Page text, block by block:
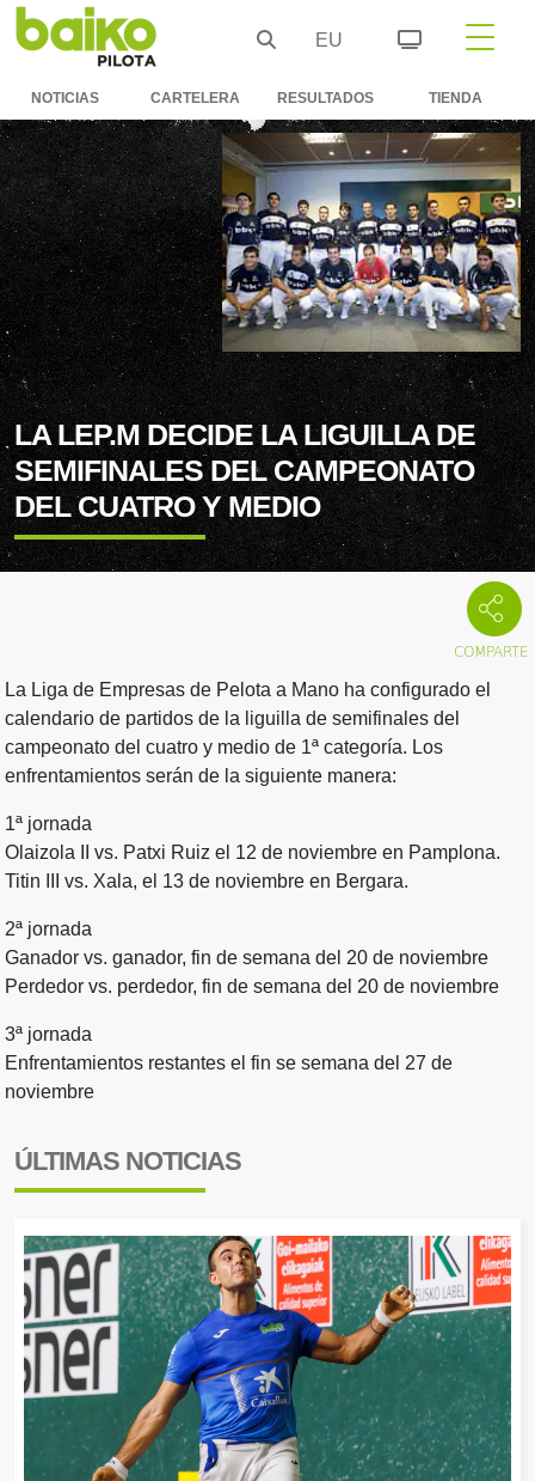
EU
NOTICIAS CARTELERA RESULTADOS TIENDA
LA LEP.M DECIDE LA LIGUILLA DE
SEMIFINALES DEL CAMPEONATO
DEL CUATRO Y MEDIO
La Liga de Empresas de Pelota a Mano ha configurado el
calendario de partidos de la liguilla de semifinales del
campeonato del cuatro y medio de 1ª categoría. Los
enfrentamientos serán de la siguiente manera:
1ª jornada
Olaizola II vs. Patxi Ruiz el 12 de noviembre en Pamplona.
Titin III vs. Xala, el 13 de noviembre en Bergara.
2ª jornada
Ganador vs. ganador, fin de semana del 20 de noviembre
Perdedor vs. perdedor, fin de semana del 20 de noviembre
3ª jornada
Enfrentamientos restantes el fin se semana del 27 de
noviembre
ÚLTIMAS NOTICIAS